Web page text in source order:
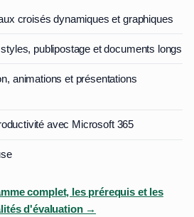
croisés dynamiques et graphiques
publipostage et documents longs
animations et présentations
avec Microsoft 365
complet, les prérequis et les
d'évaluation →